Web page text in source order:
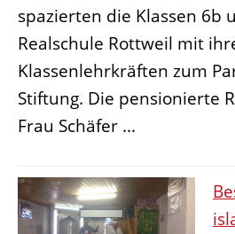
spazierten die Klassen 6b
Realschule Rottweil mit
Klassenlehrkräften zum
Stiftung. Die pensionierte
Frau Schäfer ...